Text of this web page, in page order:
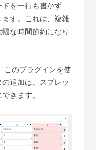
を一行も書かず
す。これは、複雑
な時間節約になり
このプラグインを使
追加は、スプレッ
きます。